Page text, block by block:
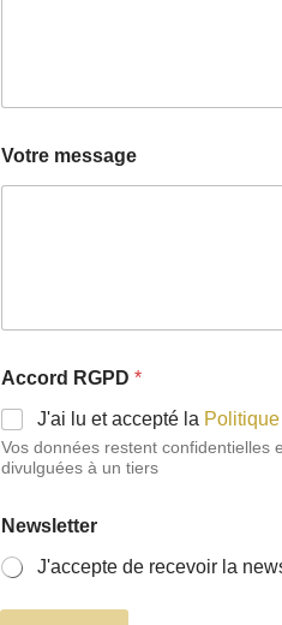
Votre message
G
P
D
n
a
s
a
c
Accord RGPD *
J'ai lu et accepté la
Vos données restent confidentielles
divulguées à un tiers
Newsletter
J'accepte de recevoir la